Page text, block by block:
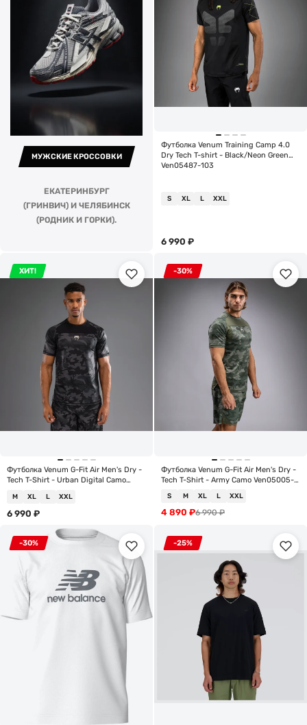
МУЖСКИЕ КРОССОВКИ
ЕКАТЕРИНБУРГ
(ГРИНВИЧ) И ЧЕЛЯБИНСК
(РОДНИК И ГОРКИ).
Футболка Venum Training Camp 4.0
Dry Tech T-shirt - Black/Neon Green
Ven05487-103
S XL L XXL
6 990 ₽
ХИТ!
Футболка Venum G-Fit Air Men's Dry -
Tech T-Shirt - Urban Digital Camo
M XL L XXL
6 990 ₽
-30%
Футболка Venum G-Fit Air Men's Dry -
Tech T-Shirt - Army Camo Ven05005-
S M XL L XXL
6 990₽
4 890 ₽
-30% -25%